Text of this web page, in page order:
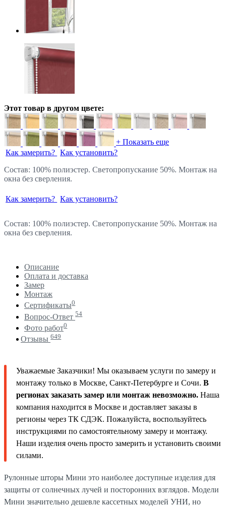
Этот товар в другом цвете:
+ Показать еще
Как замерить? Как установить?
Состав: 100% полиэстер. Светопропускание 50%. Монтаж на
окна без сверления.
Как замерить? Как установить?
Состав: 100% полиэстер. Светопропускание 50%. Монтаж на
окна без сверления.
Описание
Оплата и доставка
Замер
Монтаж
Сертификаты0
Вопрос-Ответ 54
Фото работ0
Отзывы 649
Уважаемые Заказчики! Мы оказываем услуги по замеру и
монтажу только в Москве, Санкт-Петербурге и Сочи. В
регионах заказать замер или монтаж невозможно. Наша
компания находится в Москве и доставляет заказы в
регионы через ТК СДЭК. Пожалуйста, воспользуйтесь
инструкциями по самостоятельному замеру и монтажу.
Наши изделия очень просто замерить и установить своими
силами.
Рулонные шторы Мини это наиболее доступные изделия для
защиты от солнечных лучей и посторонних взглядов. Модели
Мини значительно дешевле кассетных моделей УНИ, но